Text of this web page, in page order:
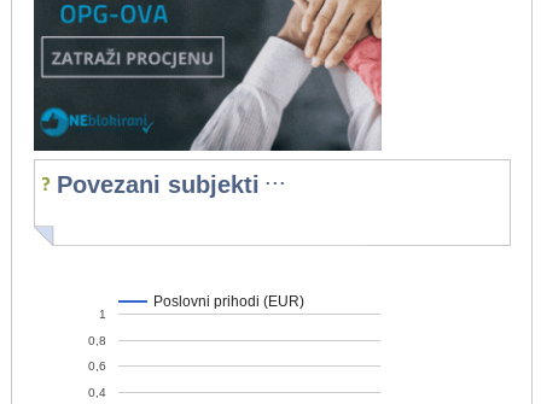
Povezani subjekti ...
Poslovni prihodi (EUR)
0,4
0,6
0,8
1